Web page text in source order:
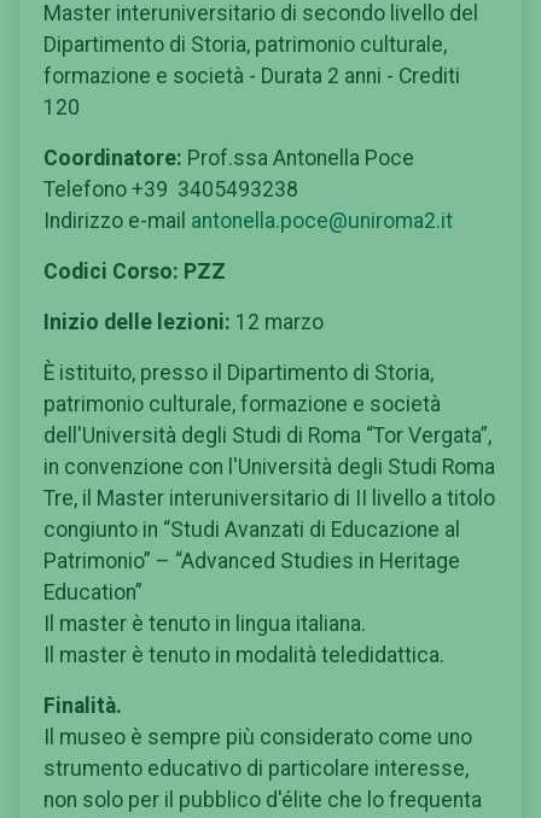
Master interuniversitario di secondo livello del
Dipartimento di Storia, patrimonio culturale,
formazione e società - Durata 2 anni - Crediti
120
Coordinatore: Prof.ssa Antonella Poce
Telefono +39 3405493238
Indirizzo e-mail antonella.poce@uniroma2.it
Codici Corso: PZZ
Inizio delle lezioni: 12 marzo
È istituito, presso il Dipartimento di Storia,
patrimonio culturale, formazione e società
dell'Università degli Studi di Roma “Tor Vergata”,
in convenzione con l'Università degli Studi Roma
Tre, il Master interuniversitario di II livello a titolo
congiunto in “Studi Avanzati di Educazione al
Patrimonio” – “Advanced Studies in Heritage
Education”
Il master è tenuto in lingua italiana.
Il master è tenuto in modalità teledidattica.
Finalità.
Il museo è sempre più considerato come uno
strumento educativo di particolare interesse,
non solo per il pubblico d'élite che lo frequenta